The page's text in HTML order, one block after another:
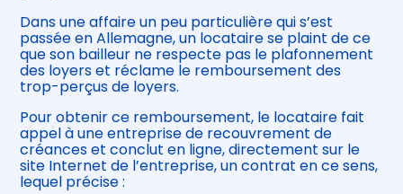
Dans une affaire un peu particulière qui s’est
passée en Allemagne, un locataire se plaint de ce
que son bailleur ne respecte pas le plafonnement
des loyers et réclame le remboursement des
trop-perçus de loyers.
Pour obtenir ce remboursement, le locataire fait
appel à une entreprise de recouvrement de
créances et conclut en ligne, directement sur le
site Internet de l’entreprise, un contrat en ce sens,
lequel précise :